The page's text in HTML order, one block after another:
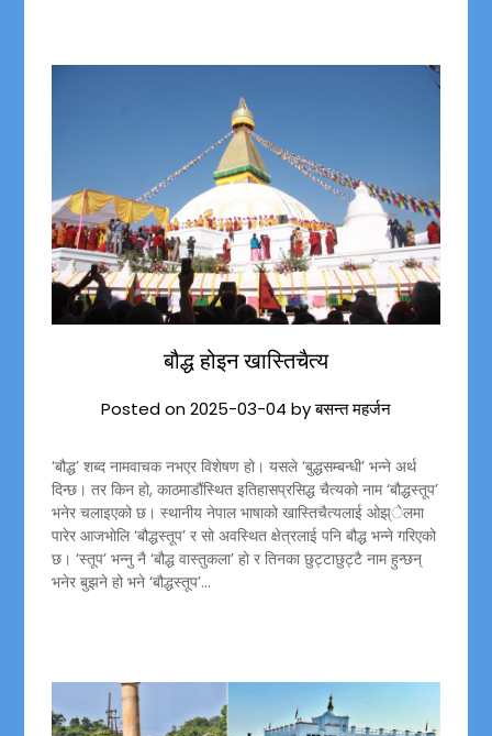
बौद्ध होइन खास्तिचैत्य
Posted on2025-03-04 byबसन्त महर्जन
‘बौद्ध’ शब्द नामवाचक नभएर विशेषण हो। यसले ‘बुद्धसम्बन्धी’ भन्ने अर्थ
दिन्छ। तर किन हो, काठमाडौंस्थित इतिहासप्रसिद्ध चैत्यको नाम ‘बौद्धस्तूप’
भनेर चलाइएको छ। स्थानीय नेपाल भाषाको खास्तिचैत्यलाई ओझ्ेलमा
पारेर आजभोलि ‘बौद्धस्तूप’ र सो अवस्थित क्षेत्रलाई पनि बौद्ध भन्ने गरिएको
छ। ‘स्तूप’ भन्नु नै ‘बौद्ध वास्तुकला’ हो र तिनका छुट्टाछुट्टै नाम हुन्छन्
भनेर बुझने हो भने ‘बौद्धस्तूप’…